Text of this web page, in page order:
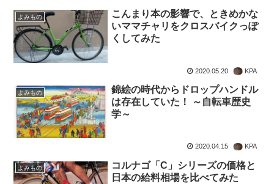
よみもの
こんまり本の影響で、ときめかな
いママチャリをクロスバイクっぽ
くしてみた
2020.05.20 KPA
よみもの
錦絵の時代からドロップハンドル
は存在していた！ ～自転車歴史
学～
2020.04.15 KPA
よみもの
コルナゴ「C」シリーズの価格と
日本の給料相場を比べてみた